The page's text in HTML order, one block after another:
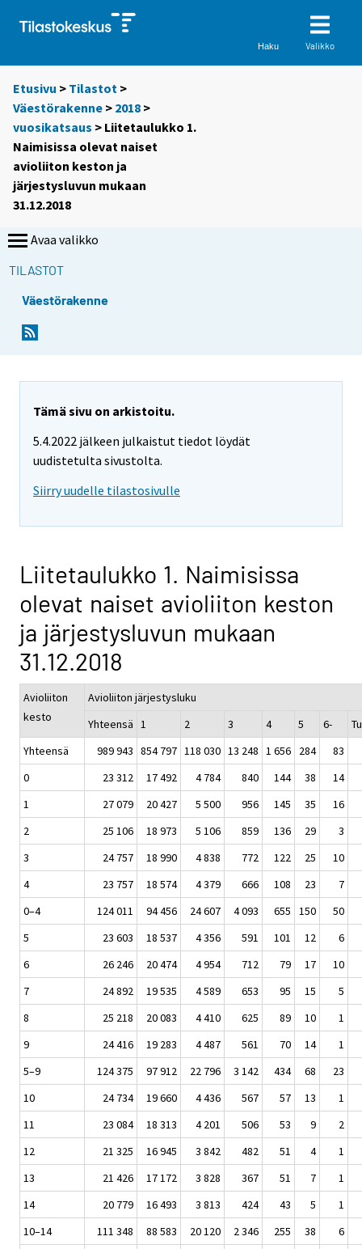
Haku Valikko
Etusivu > Tilastot >
Väestörakenne > 2018 >
vuosikatsaus > Liitetaulukko 1.
Naimisissa olevat naiset
avioliiton keston ja
järjestysluvun mukaan
31.12.2018
Avaa valikko
TILASTOT
Väestörakenne
Tämä sivu on arkistoitu.
5.4.2022 jälkeen julkaistut tiedot löydät
uudistetulta sivustolta.
Siirry uudelle tilastosivulle
Liitetaulukko 1. Naimisissa
olevat naiset avioliiton keston
ja järjestysluvun mukaan
31.12.2018
Avioliiton
kesto
Avioliiton järjestysluku
Yhteensä 1 2 3 4 5 6-
Yhteensä
989 943 854 797 118 030 13 248 1 656 284
83
0
23 312 17 492 4 784 840 144 38
14
1
27 079 20 427 5 500 956 145 35
16
2
25 106 18 973 5 106 859 136 29
3
3
24 757 18 990 4 838 772 122 25
10
4
23 757 18 574 4 379 666 108 23
7
0–4
124 011 94 456 24 607 4 093 655 150
50
5
23 603 18 537 4 356 591 101 12
6
6
26 246 20 474 4 954 712 79 17
10
7
24 892 19 535 4 589 653 95 15
5
8
25 218 20 083 4 410 625 89 10
1
9
24 416 19 283 4 487 561 70 14
1
5–9
124 375 97 912 22 796 3 142 434 68
23
10
24 734 19 660 4 436 567 57 13
1
11
23 084 18 313 4 201 506 53 9
2
12
21 325 16 945 3 842 482 51 4
1
13
21 426 17 172 3 828 367 51 7
1
14
20 779 16 493 3 813 424 43 5
1
10–14
111 348 88 583 20 120 2 346 255 38
6